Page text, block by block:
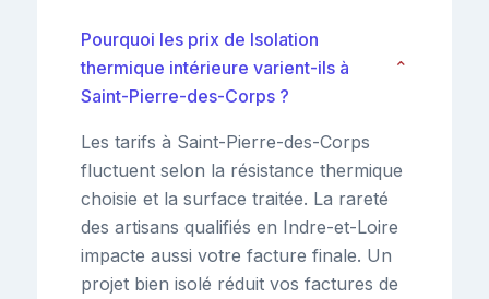
Pourquoi les prix de Isolation
thermique intérieure varient-ils à
Saint-Pierre-des-Corps ?
⌄
Les tarifs à Saint-Pierre-des-Corps
fluctuent selon la résistance thermique
choisie et la surface traitée. La rareté
des artisans qualifiés en Indre-et-Loire
impacte aussi votre facture finale. Un
projet bien isolé réduit vos factures de